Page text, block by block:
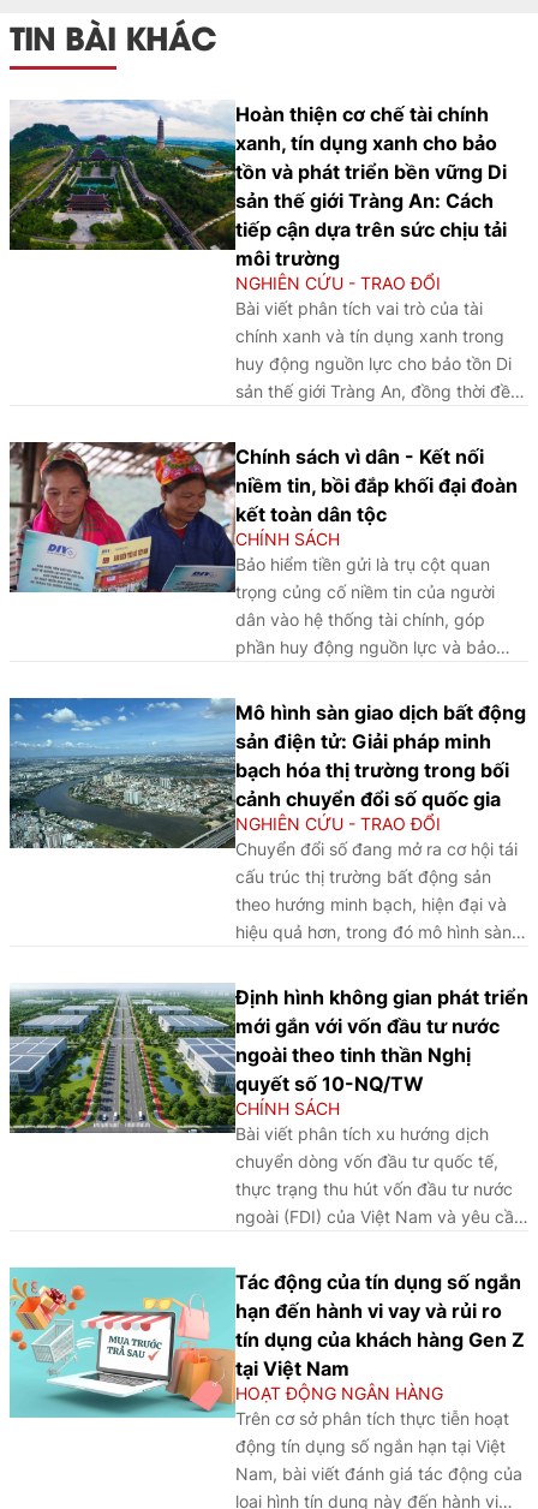
TIN BÀI KHÁC
Hoàn thiện cơ chế tài chính
xanh, tín dụng xanh cho bảo
tồn và phát triển bền vững Di
sản thế giới Tràng An: Cách
tiếp cận dựa trên sức chịu tải
môi trường
NGHIÊN CỨU - TRAO ĐỔI
Bài viết phân tích vai trò của tài
chính xanh và tín dụng xanh trong
huy động nguồn lực cho bảo tồn Di
sản thế giới Tràng An, đồng thời đề
tải môi trường nhằm nâng cao hiệu
quả phát triển bền vững.
Chính sách vì dân - Kết nối
niềm tin, bồi đắp khối đại đoàn
kết toàn dân tộc
CHÍNH SÁCH
Bảo hiểm tiền gửi là trụ cột quan
trọng củng cố niềm tin của người
dân vào hệ thống tài chính, góp
phần huy động nguồn lực và bảo
Khi người dân yên tâm gửi gắm đồng
tiền tích lũy, nguồn vốn trong xã hội
được khơi thông, tạo thêm động lực
cho đầu tư, sản xuất, kinh doanh và
phát triển bền vững.
Mô hình sàn giao dịch bất động
sản điện tử: Giải pháp minh
bạch hóa thị trường trong bối
cảnh chuyển đổi số quốc gia
NGHIÊN CỨU - TRAO ĐỔI
Chuyển đổi số đang mở ra cơ hội tái
cấu trúc thị trường bất động sản
theo hướng minh bạch, hiện đại và
hiệu quả hơn, trong đó mô hình sàn
kỳ vọng sẽ góp phần số hóa toàn bộ
quy trình giao dịch, tăng cường kết
nối dữ liệu và nâng cao năng lực
quản lý thị trường.
Định hình không gian phát triển
mới gắn với vốn đầu tư nước
ngoài theo tinh thần Nghị
quyết số 10-NQ/TW
CHÍNH SÁCH
Bài viết phân tích xu hướng dịch
chuyển dòng vốn đầu tư quốc tế,
thực trạng thu hút vốn đầu tư nước
ngoài (FDI) của Việt Nam và yêu cầu
theo tinh thần Nghị quyết số 10-
NQ/TW ngày 08/6/2026 của Bộ
Chính trị về phát triển kinh tế có vốn
đầu tư nước ngoài trong bối cảnh thế
giới đang trải qua quá trình tái cấu
trúc mạnh mẽ dưới tác động của hậu
quả đại dịch Covid-19, cạnh tranh
chiến lược giữa các nước lớn, chuyển
đổi số, chuyển đổi xanh và yêu cầu
Tác động của tín dụng số ngắn
hạn đến hành vi vay và rủi ro
tín dụng của khách hàng Gen Z
tại Việt Nam
HOẠT ĐỘNG NGÂN HÀNG
Trên cơ sở phân tích thực tiễn hoạt
động tín dụng số ngắn hạn tại Việt
Nam, bài viết đánh giá tác động của
loại hình tín dụng này đến hành vi